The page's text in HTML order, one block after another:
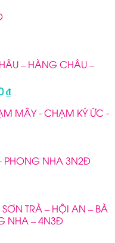
là:
– HÀNG CHÂU –
₫Giá
tạiMÂY - CHẠM KÝ ỨC -
PHONG NHA 3N2Đ
₫.
TRÀ – HỘI AN – BÀ
NHA – 4N3Đ